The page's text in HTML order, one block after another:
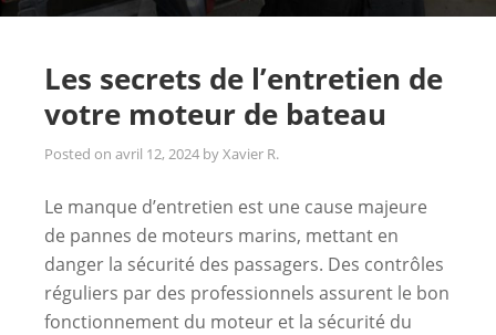
Les secrets de l’entretien de
votre moteur de bateau
Posted on avril 12, 2024 byXavier R.
Le manque d’entretien est une cause majeure
de pannes de moteurs marins, mettant en
danger la sécurité des passagers. Des contrôles
réguliers par des professionnels assurent le bon
fonctionnement du moteur et la sécurité du